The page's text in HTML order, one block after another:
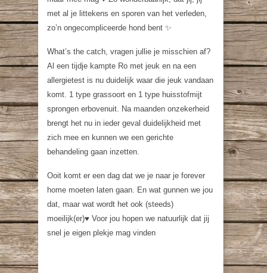
met al je littekens en sporen van het verleden,
zo’n ongecompliceerde hond bent ✨
What’s the catch, vragen jullie je misschien af?
Al een tijdje kampte Ro met jeuk en na een
allergietest is nu duidelijk waar die jeuk vandaan
komt. 1 type grassoort en 1 type huisstofmijt
sprongen erbovenuit. Na maanden onzekerheid
brengt het nu in ieder geval duidelijkheid met
zich mee en kunnen we een gerichte
behandeling gaan inzetten.
Ooit komt er een dag dat we je naar je forever
home moeten laten gaan. En wat gunnen we jou
dat, maar wat wordt het ook (steeds)
moeilijk(er)♥️ Voor jou hopen we natuurlijk dat jij
snel je eigen plekje mag vinden